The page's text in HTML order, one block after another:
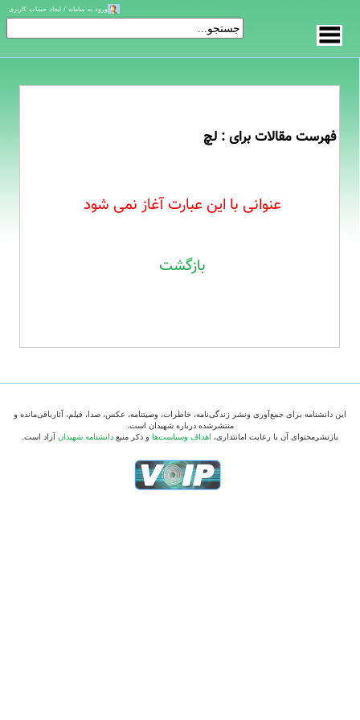
فهرست مقالات برای : لچ
عنوانی با این عبارت آغاز نمی شود
بازگشت
ورود به سامانه / ایجاد حساب کاربری
این دانشنامه برای جمع‌آوری ونشر زندگی‌نامه، خاطرات، وصیتنامه، عکس، صدا، فیلم، آثارباقی‌مانده و
منتشرشده درباره شهیدان است.
بازنشرمحتوای آن با رعایت امانتداری، اهداف وسیاست‌ها و ذکر منبع دانشنامه شهیدان آزاد است.